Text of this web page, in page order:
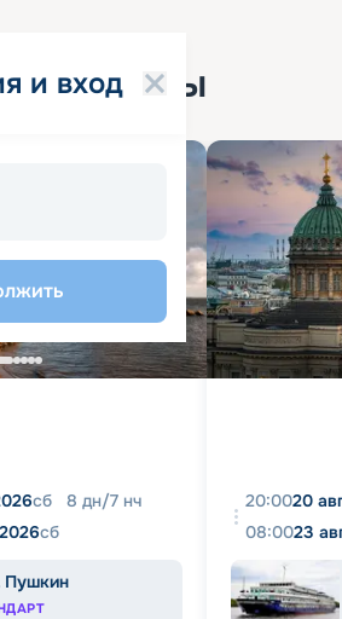
и вход
круизы
сб 8 дн/7 нч
сб
Пушкин
20:0020
08:0023